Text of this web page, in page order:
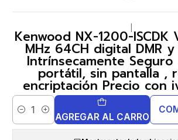
Kenwood NX-1200-ISCDK
MHz 64CH digital DMR
Intrínsecamente Seguro
portátil, sin pantalla ,
encriptación Precio con
Cantidad AGREGAR AL CARRO